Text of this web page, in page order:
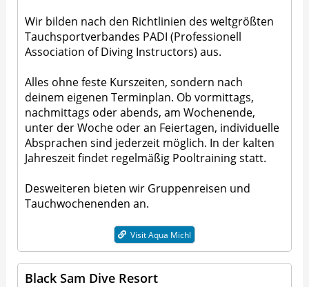
Wir bilden nach den Richtlinien des weltgrößten
Tauchsportverbandes PADI (Professionell
Association of Diving Instructors) aus.
Alles ohne feste Kurszeiten, sondern nach
deinem eigenen Terminplan. Ob vormittags,
nachmittags oder abends, am Wochenende,
unter der Woche oder an Feiertagen, individuelle
Absprachen sind jederzeit möglich. In der kalten
Jahreszeit findet regelmäßig Pooltraining statt.
Desweiteren bieten wir Gruppenreisen und
Tauchwochenenden an.
Visit Aqua Michl
Black Sam Dive Resort